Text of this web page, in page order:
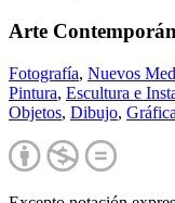
Arte
Fotografía, Nuevos
Pintura, Escultura e
Objetos, Dibujo,